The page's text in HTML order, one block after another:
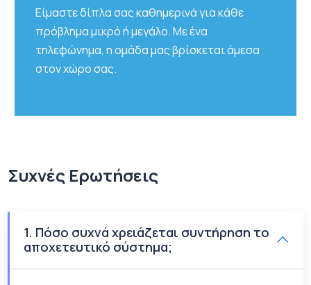
Είμαστε δίπλα σας καθημερινά για κάθε
πρόβλημα μικρό ή μεγάλο. Με ένα
τηλεφώνημα, η ομάδα μας βρίσκεται άμεσα
στον χώρο σας.
Συχνές Ερωτήσεις
1. Πόσο συχνά χρειάζεται συντήρηση το
αποχετευτικό σύστημα;